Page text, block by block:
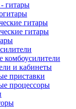
гитары
гитары
гитары
комбоусилители
и кабинеты
приставки
процессоры